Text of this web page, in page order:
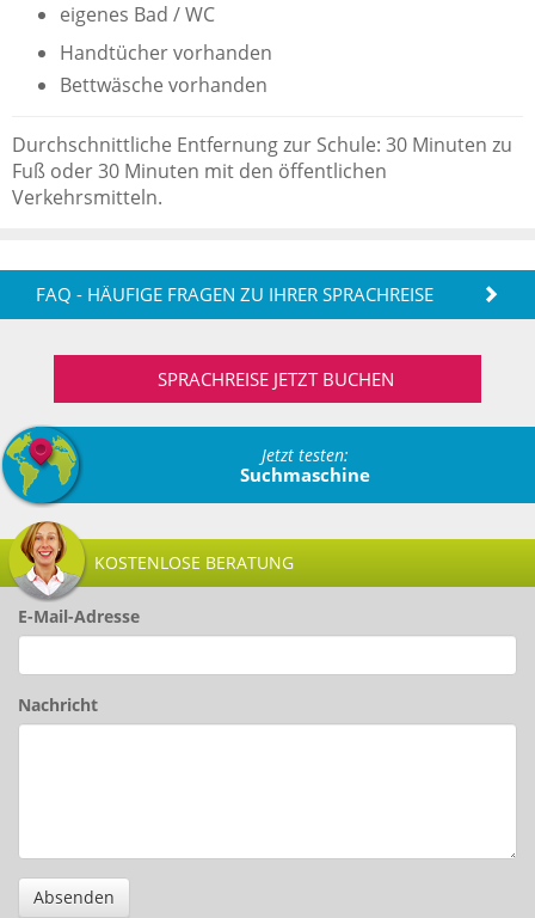
eigenes Bad / WC
Handtücher vorhanden
Bettwäsche vorhanden
Durchschnittliche Entfernung zur Schule: 30 Minuten zu
Fuß oder 30 Minuten mit den öffentlichen
Verkehrsmitteln.
FAQ - HÄUFIGE FRAGEN ZU IHRER SPRACHREISE
SPRACHREISE JETZT BUCHEN
Jetzt testen:
Suchmaschine
KOSTENLOSE BERATUNG
E-Mail-Adresse
Nachricht
Absenden